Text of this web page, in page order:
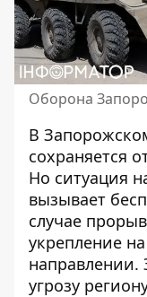
Оборона
В
сохраняется
Но ситуация
вызывает
случае
укрепление
направлении.
угрозу